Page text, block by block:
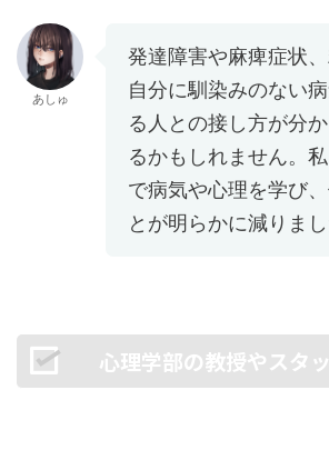
あしゅ
発達障害や麻痺症状
自分に馴染みのない
る人との接し方が分
るかもしれません。
で病気や心理を学び
とが明らかに減りまし
心理学部の教授やスタ